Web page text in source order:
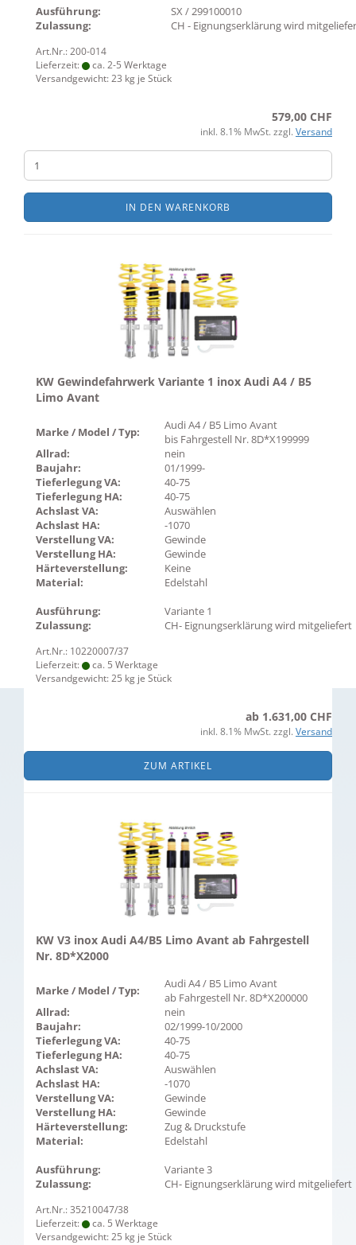
Ausführung:
SX / 299100010
Zulassung:
CH - Eignungserklärung wird
Art.Nr.: 200-014
Lieferzeit:
ca. 2-5 Werktage
Versandgewicht:23 kg je Stück
579,00 CHF
inkl. 8.1% MwSt. zzgl. Versand
IN DEN WARENKORB
KW Gewindefahrwerk Variante 1 inox Audi A4 / B5
Limo Avant
Marke / Model / Typ:
Audi A4 / B5 Limo Avant
bis Fahrgestell Nr. 8D*X199999
Allrad:
nein
Baujahr:
01/1999-
Tieferlegung VA:
40-75
Tieferlegung HA:
40-75
Achslast VA:
Auswählen
Achslast HA:
-1070
Verstellung VA:
Gewinde
Verstellung HA:
Gewinde
Härteverstellung:
Keine
Material:
Edelstahl
Ausführung:
Variante 1
Zulassung:
CH- Eignungserklärung wird mitgeliefert
Art.Nr.: 10220007/37
Lieferzeit:
ca. 5 Werktage
Versandgewicht:25 kg je Stück
ab 1.631,00 CHF
inkl. 8.1% MwSt. zzgl. Versand
ZUM ARTIKEL
KW V3 inox Audi A4/B5 Limo Avant ab Fahrgestell
Nr. 8D*X2000
Marke / Model / Typ:
Audi A4 / B5 Limo Avant
ab Fahrgestell Nr. 8D*X200000
Allrad:
nein
Baujahr:
02/1999-10/2000
Tieferlegung VA:
40-75
Tieferlegung HA:
40-75
Achslast VA:
Auswählen
Achslast HA:
-1070
Verstellung VA:
Gewinde
Verstellung HA:
Gewinde
Härteverstellung:
Zug & Druckstufe
Material:
Edelstahl
Ausführung:
Variante 3
Zulassung:
CH- Eignungserklärung wird mitgeliefert
Art.Nr.: 35210047/38
Lieferzeit:
ca. 5 Werktage
Versandgewicht:25 kg je Stück